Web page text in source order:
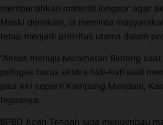
membersihkan material longsor agar
Meski demikian, ia meminta
tetap menjadi prioritas utama dalam
“Akses menuju Kecamatan Bintang
petugas harus ekstra hati-hati saat
jalur kiri seperti Kampung Mendale,
tegasnya.
BPBD Aceh Tengah juga mengimbau